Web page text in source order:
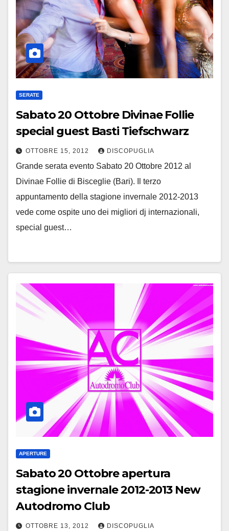
SERATE
Sabato 20 Ottobre Divinae Follie
special guest Basti Tiefschwarz
OTTOBRE 15, 2012 DISCOPUGLIA
Grande serata evento Sabato 20 Ottobre 2012 al
Divinae Follie di Bisceglie (Bari). Il terzo
appuntamento della stagione invernale 2012-2013
vede come ospite uno dei migliori dj internazionali,
special guest…
APERTURE
Sabato 20 Ottobre apertura
stagione invernale 2012-2013 New
Autodromo Club
OTTOBRE 13, 2012 DISCOPUGLIA